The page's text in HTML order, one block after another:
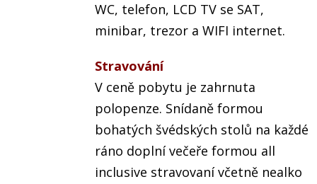
WC, telefon, LCD TV se SAT,
minibar, trezor a WIFI internet.
Stravování
V ceně pobytu je zahrnuta
polopenze. Snídaně formou
bohatých švédských stolů na každé
ráno doplní večeře formou all
inclusive stravovaní včetně nealko